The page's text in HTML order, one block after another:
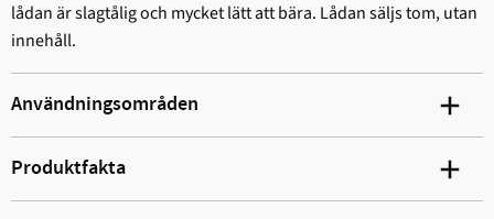
lådan är slagtålig och mycket lätt att bära. Lådan säljs tom, utan
innehåll.
Användningsområden
Produktfakta